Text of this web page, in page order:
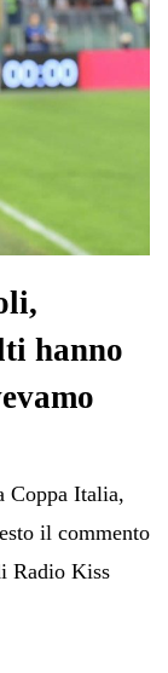
hanno
Coppa Italia,
il commento
Radio Kiss